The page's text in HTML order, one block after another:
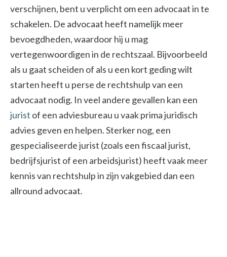
verschijnen, bent u verplicht om een advocaat in te
schakelen. De advocaat heeft namelijk meer
bevoegdheden, waardoor hij u mag
vertegenwoordigen in de rechtszaal. Bijvoorbeeld
als u gaat scheiden of als u een kort geding wilt
starten heeft u perse de rechtshulp van een
advocaat nodig. In veel andere gevallen kan een
jurist of een adviesbureau u vaak prima juridisch
advies geven en helpen. Sterker nog, een
gespecialiseerde jurist (zoals een fiscaal jurist,
bedrijfsjurist of een arbeidsjurist) heeft vaak meer
kennis van rechtshulp in zijn vakgebied dan een
allround advocaat.